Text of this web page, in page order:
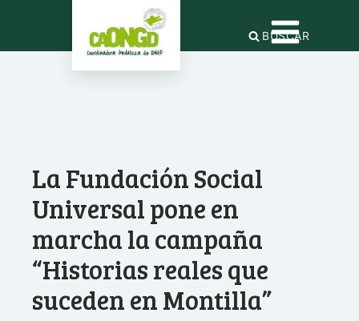
BUSCAR
La Fundación Social
Universal pone en
marcha la campaña
“Historias reales que
suceden en Montilla”